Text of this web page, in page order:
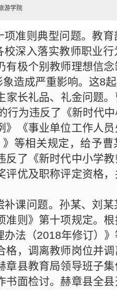
游学院
项准则典型问题。教
深入落实教师职业
极个别教师理想信
造成严重影响。这8
长礼品、礼金问题
行为违反了《新时代
《事业单位工作人员
》等相关规定，给予
了《新时代中小学
优及职称评定资格
课问题。孙某、刘
则》第十项规定。
办法（2018年修订）
，调离教师岗位并
县教育局领导班子
面检讨。赫章县全